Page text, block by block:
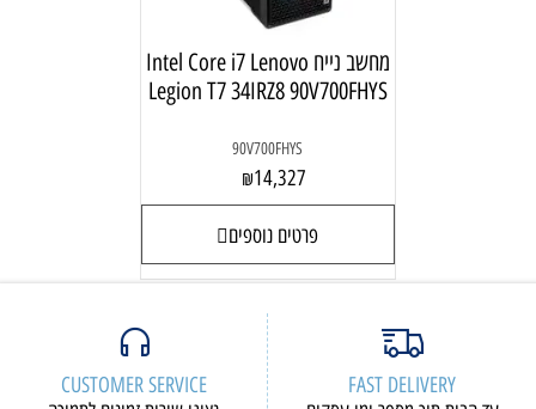
מחשב נייח Intel Core i7 Lenovo
Legion T7 34IRZ8 90V700FHYS
90V700FHYS
₪14,327
פרטים נוספים
FAST DELIVERY
CUSTOMER SERVICE